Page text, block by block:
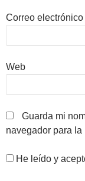
Correo electrónico
Web
Guarda mi
navegador para la
He leído y